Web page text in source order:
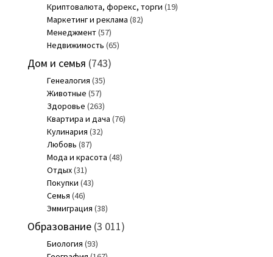
Криптовалюта, форекс, торги (19)
Маркетинг и реклама (82)
Менеджмент(57)
Недвижимость (65)
Дом и семья (743)
Генеалогия (35)
Животные (57)
Здоровье (263)
Квартира и дача (76)
Кулинария (32)
Любовь (87)
Мода и красота (48)
Отдых(31)
Покупки (43)
Семья (46)
Эммиграция (38)
Образование(3 011)
Биология (93)